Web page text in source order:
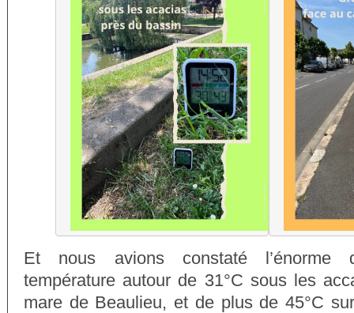
Et nous avions constaté l’énorme
température autour de 31°C sous les
mare de Beaulieu, et de plus de 45°C